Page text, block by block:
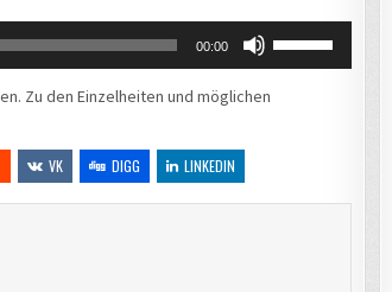
um
die
00:00
Zu den Einzelheiten und möglichen
VK DIGG LINKEDIN